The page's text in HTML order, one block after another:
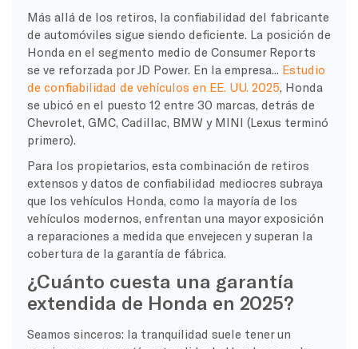
Más allá de los retiros, la confiabilidad del fabricante
de automóviles sigue siendo deficiente. La posición de
Honda en el segmento medio de Consumer Reports
se ve reforzada por JD Power. En la empresa... Estudio
de confiabilidad de vehículos en EE. UU. 2025, Honda
se ubicó en el puesto 12 entre 30 marcas, detrás de
Chevrolet, GMC, Cadillac, BMW y MINI (Lexus terminó
primero).
Para los propietarios, esta combinación de retiros
extensos y datos de confiabilidad mediocres subraya
que los vehículos Honda, como la mayoría de los
vehículos modernos, enfrentan una mayor exposición
a reparaciones a medida que envejecen y superan la
cobertura de la garantía de fábrica.
¿Cuánto cuesta una garantía
extendida de Honda en 2025?
Seamos sinceros: la tranquilidad suele tener un